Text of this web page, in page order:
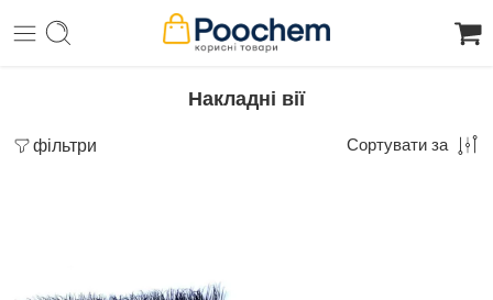
Накладні вії
фільтри Сортувати за